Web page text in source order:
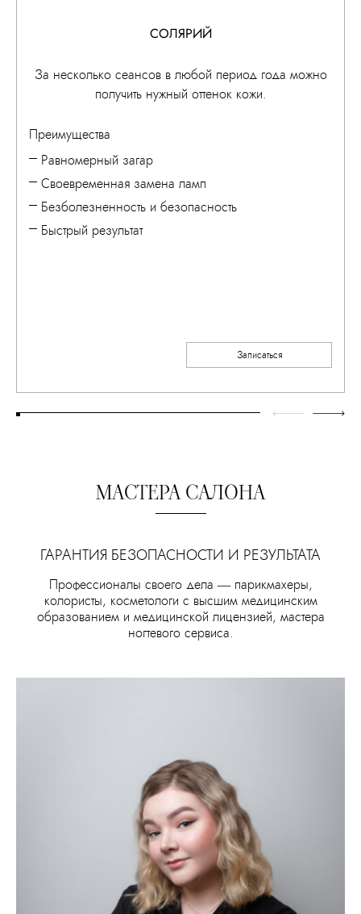
СОЛЯРИЙ
За несколько сеансов в любой период года можно
получить нужный оттенок кожи.
Преимущества
Равномерный загар
Своевременная замена ламп
Безболезненность и безопасность
Быстрый результат
Записаться
МАСТЕРА САЛОНА
ГАРАНТИЯ БЕЗОПАСНОСТИ И РЕЗУЛЬТАТА
Профессионалы своего дела — парикмахеры,
колористы, косметологи с высшим медицинским
образованием и медицинской лицензией, мастера
ногтевого сервиса.